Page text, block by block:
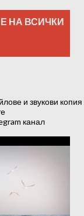
НА ВСИЧКИ
и звукови копия
канал